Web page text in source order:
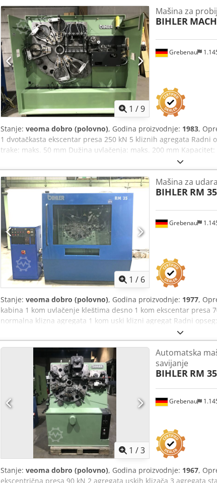
1 /9
Grebenau
Mašina za
BIHLER
Stanje: veoma dobro (polovno), Godina proizvodnje: 1983,
1 dvotačkasta ekscentar presa 250 kN 5 kliznih agregata Radni
trake: maks. 50 mm Dužina uvlačenja: maks. 200 mm
1 / 6
Grebenau
Mašina za
BIHLER RM 35
Stanje: veoma dobro (polovno), Godina proizvodnje: 1977,
kabina 1 kom uvlačenje kleštima desno 1 kom ekscentar presa
normalna klizna agregata 1 kom uski klizni agregat Radni
32 mm Dužina uvlačenja: do 170 mm Kapacitet: do 250/min.
1 /3
Grebenau
Automatska
savijanje
BIHLER RM 35
Stanje: veoma dobro (polovno), Godina proizvodnje: 1967,
ekscentrična presa 90 kN 2 agregata uskih klizača 3 agregata